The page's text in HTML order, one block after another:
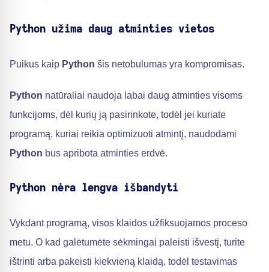
Python užima daug atminties vietos
Puikus kaip Python šis netobulumas yra kompromisas.
Python natūraliai naudoja labai daug atminties visoms
funkcijoms, dėl kurių ją pasirinkote, todėl jei kuriate
programą, kuriai reikia optimizuoti atmintį, naudodami
Python bus apribota atminties erdvė.
Python nėra lengva išbandyti
Vykdant programą, visos klaidos užfiksuojamos proceso
metu. O kad galėtumėte sėkmingai paleisti išvestį, turite
ištrinti arba pakeisti kiekvieną klaidą, todėl testavimas